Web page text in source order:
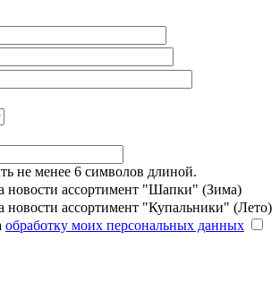
не менее 6 символов длиной.
новости ассортимент "Шапки" (Зима)
новости ассортимент "Купальники" (Лето)
обработку моих персональных данных